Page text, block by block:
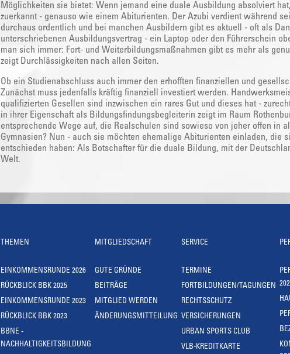
Möglichkeiten sie bietet: Wenn jemand eine duale Ausbildung absolviert
zuerkannt - genauso wie einem Abiturienten. Der Azubi verdient während
durchaus ordentlich und bei manchen Ausbildern gibt es aktuell - oft als
unterschriebenen Ausbildungsvertrag - ein Laptop oder den Führerschein
man sich immer: Fort- und Weiterbildungsmaßnahmen gibt es mehr als
zeigt Durchlässigkeiten nach allen Seiten.
Ob ein Studienabschluss auch immer den erhofften finanziellen und
Zunächst muss jedenfalls kräftig finanziell investiert werden.
qualifizierten Gesellen sind inzwischen ein rares Gut und dieses hat -
in ihrer Eigenschaft als Bildungsfindungsbegleiterin zeigt im Raum
entsprechende Wege auf, die Realschulen sind sowieso von jeher offen in
Gymnasien? Nun - auch sie möchten ehemalige Abiturienten einladen, die
entschieden haben: Als Botschafter für die duale Bildung, mit der
Welt.
THEMEN
EINKOMMENSRUNDE 2026
RÜCKBLICK BBK 2025
EINKOMMENSRUNDE 2023
RÜCKBLICK BBK 2023
BBNE -
NACHHALTIGKEITSBILDUNG
MITGLIEDSCHAFT
GUTE GRÜNDE
BEITRÄGE
MITGLIED WERDEN
ÄNDERUNGSMITTEILUNG
SERVICE
TERMINE
FORTBILDUNGEN/TAGUNGEN
RECHTSSCHUTZ
VERSICHERUNGEN
URBAN SPORTS CLUB
VLB-KREDITKARTE